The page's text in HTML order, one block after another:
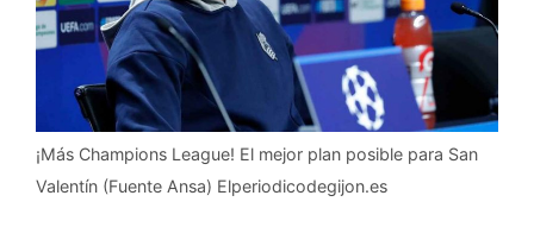
¡Más Champions League! El mejor plan posible para San
Valentín (Fuente Ansa) Elperiodicodegijon.es